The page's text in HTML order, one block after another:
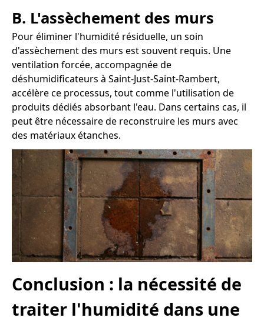
B. L'assèchement des murs
Pour éliminer l'humidité résiduelle, un soin
d'assèchement des murs est souvent requis. Une
ventilation forcée, accompagnée de
déshumidificateurs à Saint-Just-Saint-Rambert,
accélère ce processus, tout comme l'utilisation de
produits dédiés absorbant l'eau. Dans certains cas, il
peut être nécessaire de reconstruire les murs avec
des matériaux étanches.
Conclusion : la nécessité de
traiter l'humidité dans une